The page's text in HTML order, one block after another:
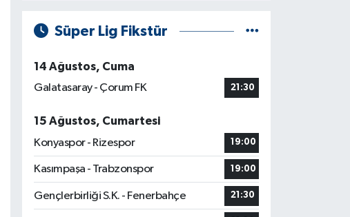
Süper Lig Fikstür
14 Ağustos, Cuma
Galatasaray - Çorum FK
21:30
15 Ağustos, Cumartesi
Konyaspor - Rizespor
19:00
Kasımpaşa - Trabzonspor 19:00
Gençlerbirliği S.K. - Fenerbahçe 21:30